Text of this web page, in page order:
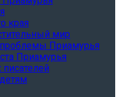
края
мир
Приамурья
Приамурья